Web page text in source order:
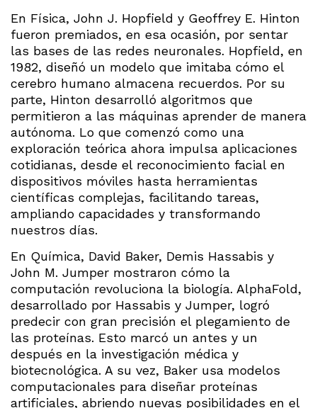
En Física, John J. Hopfield y Geoffrey E. Hinton
fueron premiados, en esa ocasión, por sentar
las bases de las redes neuronales. Hopfield, en
1982, diseñó un modelo que imitaba cómo el
cerebro humano almacena recuerdos. Por su
parte, Hinton desarrolló algoritmos que
permitieron a las máquinas aprender de manera
autónoma. Lo que comenzó como una
exploración teórica ahora impulsa aplicaciones
cotidianas, desde el reconocimiento facial en
dispositivos móviles hasta herramientas
científicas complejas, facilitando tareas,
ampliando capacidades y transformando
nuestros días.
En Química, David Baker, Demis Hassabis y
John M. Jumper mostraron cómo la
computación revoluciona la biología. AlphaFold,
desarrollado por Hassabis y Jumper, logró
predecir con gran precisión el plegamiento de
las proteínas. Esto marcó un antes y un
después en la investigación médica y
biotecnológica. A su vez, Baker usa modelos
computacionales para diseñar proteínas
artificiales, abriendo nuevas posibilidades en el